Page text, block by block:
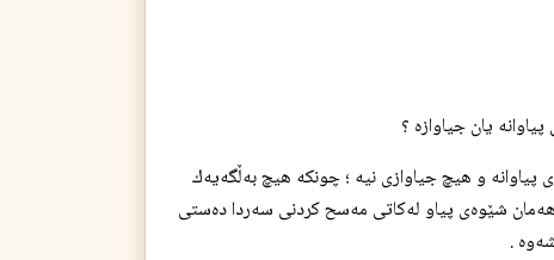
و هیچ جیاوازی نیه‌ ؛ چونكه‌ هیچ به‌ڵگه‌یه‌ك
شێوه‌ی پیاو له‌كاتی مه‌سح كردنی سه‌ردا ده‌ستی
.